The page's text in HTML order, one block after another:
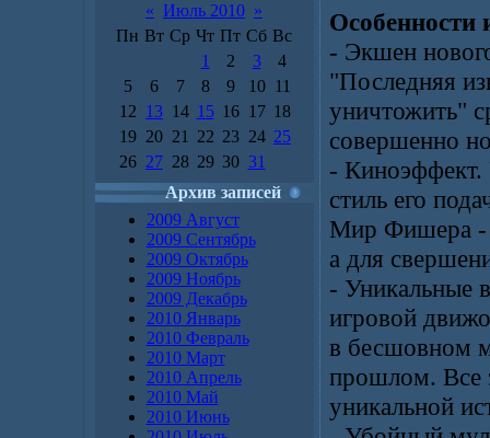
« Июль 2010 »
Пн Вт Ср Чт Пт Сб Вс
1
2 3
4
5
6 7 8 9 10 11
12 13 14 15 16 17 18
19 20 21 22 23 24 25
26 27 28 29 30 31
Архив записей
2009 Август
2009 Сентябрь
2009 Октябрь
2009 Ноябрь
2009 Декабрь
2010 Январь
2010 Февраль
2010 Март
2010 Апрель
2010 Май
2010 Июнь
Особенности
- Экшен
"Последняя
уничтожить"
совершенно
- Киноэффект.
стиль его
Мир Фишера -
а для
- Уникальные
игровой
в бесшовном
прошлом. Все
уникальной